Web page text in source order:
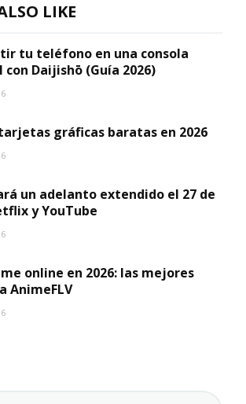
LIKE
tu teléfono en una consola
Daijishō (Guía 2026)
gráficas baratas en 2026
un adelanto extendido el 27 de
y YouTube
online en 2026: las mejores
AnimeFLV